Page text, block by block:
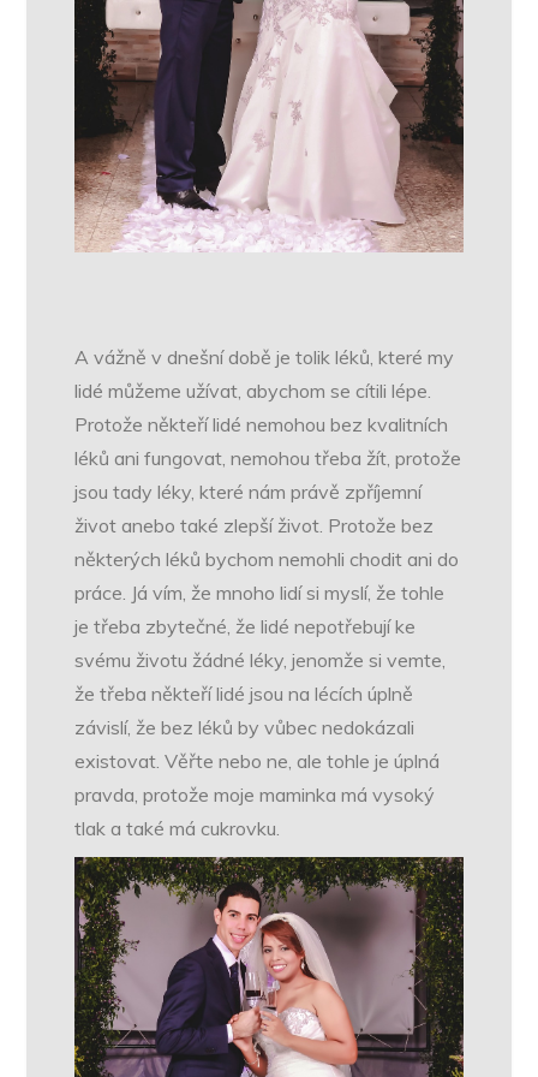
A vážně v dnešní době je tolik léků, které my
lidé můžeme užívat, abychom se cítili lépe.
Protože někteří lidé nemohou bez kvalitních
léků ani fungovat, nemohou třeba žít, protože
jsou tady léky, které nám právě zpříjemní
život anebo také zlepší život. Protože bez
některých léků bychom nemohli chodit ani do
práce. Já vím, že mnoho lidí si myslí, že tohle
je třeba zbytečné, že lidé nepotřebují ke
svému životu žádné léky, jenomže si vemte,
že třeba někteří lidé jsou na lécích úplně
závislí, že bez léků by vůbec nedokázali
existovat. Věřte nebo ne, ale tohle je úplná
pravda, protože moje maminka má vysoký
tlak a také má cukrovku.